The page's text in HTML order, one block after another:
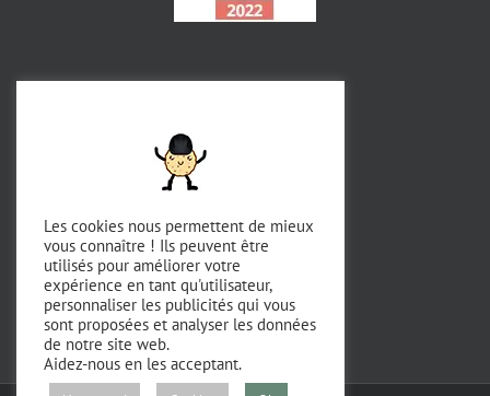
Les cookies nous permettent de mieux
vous connaître ! Ils peuvent être
utilisés pour améliorer votre
expérience en tant qu'utilisateur,
personnaliser les publicités qui vous
sont proposées et analyser les données
de notre site web.
Aidez-nous en les acceptant.